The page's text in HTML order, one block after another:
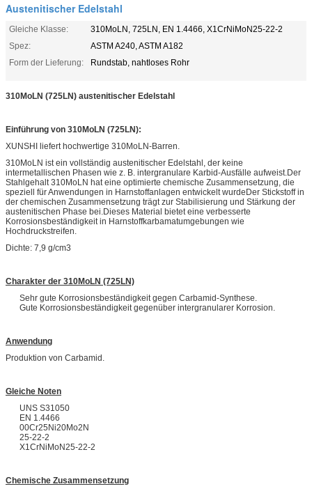
Austenitischer Edelstahl
Gleiche Klasse:
310MoLN, 725LN, EN 1.4466, X1CrNiMoN25-22-2
Spez:
ASTM A240, ASTM A182
Form der Lieferung:
Rundstab, nahtloses Rohr
310MoLN (725LN) austenitischer Edelstahl
Einführung von 310MoLN (725LN):
XUNSHI liefert hochwertige 310MoLN-Barren.
310MoLN ist ein vollständig austenitischer Edelstahl, der keine
intermetallischen Phasen wie z. B. intergranulare Karbid-Ausfälle aufweist.Der
Stahlgehalt 310MoLN hat eine optimierte chemische Zusammensetzung, die
speziell für Anwendungen in Harnstoffanlagen entwickelt wurdeDer Stickstoff in
der chemischen Zusammensetzung trägt zur Stabilisierung und Stärkung der
austenitischen Phase bei.Dieses Material bietet eine verbesserte
Korrosionsbeständigkeit in Harnstoffkarbamatumgebungen wie
Hochdruckstreifen.
Dichte: 7,9 g/cm3
Charakter der 310MoLN (725LN)
Sehr gute Korrosionsbeständigkeit gegen Carbamid-Synthese.
Gute Korrosionsbeständigkeit gegenüber intergranularer Korrosion.
Anwendung
Produktion von Carbamid.
Gleiche Noten
UNS S31050
EN 1.4466
00Cr25Ni20Mo2N
25-22-2
X1CrNiMoN25-22-2
Chemische Zusammensetzung